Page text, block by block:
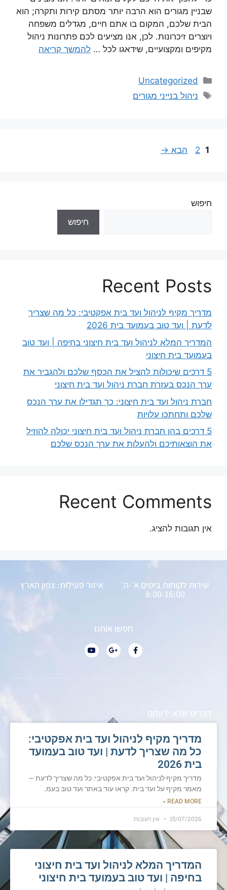
שבניין מגורים הוא הרבה יותר מסתם קירות ותקרה; הוא
הבית שלכם, המקום בו אתם חיים, מגדלים משפחה
ויוצרים זיכרונות. לכן, אנו מציעים לכם פתרונות ניהול
מקיפים ומקצועיים, שידאגו לכל … להמשך קריאה
Uncategorized
ניהול בנייני מגורים
1
2 הבא →
חיפוש
חיפוש
Recent Posts
מדריך מקיף לניהול ועד בית אפקטיבי: כל מה שצריך
לדעת | ועד טוב בעמועד בית 2026
המדריך המלא לניהול ועד בית חיצוני בחיפה | ועד טוב
בעמועד בית חיצוני
5 דרכים שיכולות להציל את הכסף שלכם ולהגביר את
ערך הנכס בעזרת חברת ניהול ועד בית חיצוני
חברת ניהול ועד בית חיצוני: כך תגדילו את ערך הנכס
שלכם ותחתכו עלויות
5 דרכים בהן חברת ניהול ועד בית חיצוני יכולה להוזיל
את הוצאותיכם ולהעלות את ערך הנכס שלכם
Recent Comments
אין תגובות להציג.
שירות לקוחות בימים א׳-ה׳
8:00-16:00
איזור פעילות: צפון הארץ
חפשו אותנו
דברים שלא ידעתם
מדריך מקיף לניהול ועד בית אפקטיבי:
כל מה שצריך לדעת | ועד טוב בעמועד
בית 2026
מדריך מקיף לניהול ועד בית אפקטיבי: כל מה שצריך לדעת —
מאמר מקיף על ועד בית. קראו עוד באתר ועד טוב בעמ.
READ MORE »
15/07/2026 אין תגובות
המדריך המלא לניהול ועד בית חיצוני
בחיפה | ועד טוב בעמועד בית חיצוני